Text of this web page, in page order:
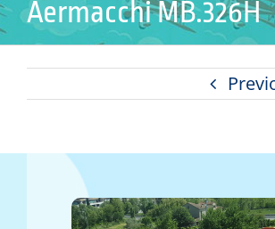
Aermacchi MB.326H